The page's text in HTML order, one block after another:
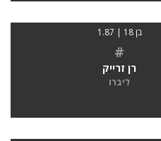
בן 18 | 1.87
#
רן זרייק
ליברו